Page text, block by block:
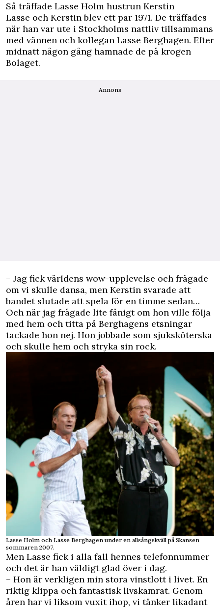
Så träffade Lasse Holm hustrun Kerstin
Lasse och Kerstin blev ett par 1971. De träffades
när han var ute i Stockholms nattliv tillsammans
med vännen och kollegan Lasse Berghagen. Efter
midnatt någon gång hamnade de på krogen
Bolaget.
Annons
– Jag fick världens wow-upplevelse och frågade
om vi skulle dansa, men Kerstin svarade att
bandet slutade att spela för en timme sedan…
Och när jag frågade lite fånigt om hon ville följa
med hem och titta på Berghagens etsningar
tackade hon nej. Hon jobbade som sjuksköterska
och skulle hem och stryka sin rock.
Lasse Holm och Lasse Berghagen under en allsångskväll på Skansen
sommaren 2007.
Men Lasse fick i alla fall hennes telefonnummer
och det är han väldigt glad över i dag.
– Hon är verkligen min stora vinstlott i livet. En
riktig klippa och fantastisk livskamrat. Genom
åren har vi liksom vuxit ihop, vi tänker likadant